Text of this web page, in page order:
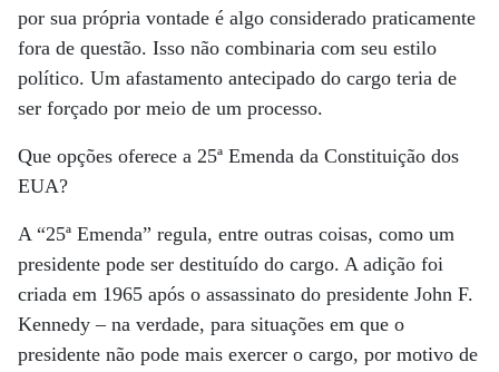
por sua própria vontade é algo considerado praticamente
fora de questão. Isso não combinaria com seu estilo
político. Um afastamento antecipado do cargo teria de
ser forçado por meio de um processo.
Que opções oferece a 25ª Emenda da Constituição dos
EUA?
A “25ª Emenda” regula, entre outras coisas, como um
presidente pode ser destituído do cargo. A adição foi
criada em 1965 após o assassinato do presidente John F.
Kennedy – na verdade, para situações em que o
presidente não pode mais exercer o cargo, por motivo de